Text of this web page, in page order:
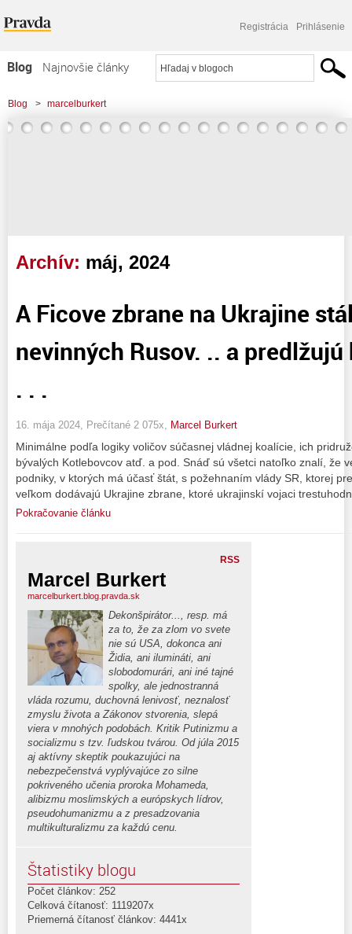
Registrácia Prihlásenie
Blog
Najnovšie články
Najčítanejšie články
Najkomentovanejšie články
Blog > marcelburkert
> A Ficove zbrane na Ukrajine stále zabíjajú nevinných Rusov. .. a predlžujú
Archív: máj, 2024
A Ficove zbrane na Ukrajine
nevinných Rusov. .. a
. . .
16. mája 2024, Prečítané 2 075x, Marcel Burkert
Minimálne podľa logiky voličov súčasnej vládnej koalície, ich
bývalých Kotlebovcov atď. a pod. Snáď sú všetci natoľko znalí, že
podniky, v ktorých má účasť štát, s požehnaním vlády SR, ktorej
veľkom dodávajú Ukrajine zbrane, ktoré ukrajinskí vojaci
Pokračovanie článku
RSS
Marcel Burkert
marcelburkert.blog.pravda.sk
Dekonšpirátor..., resp. má
za to, že za zlom vo svete
nie sú USA, dokonca ani
Židia, ani ilumináti, ani
slobodomurári, ani iné tajné
spolky, ale jednostranná
vláda rozumu, duchovná lenivosť, neznalosť
zmyslu života a Zákonov stvorenia, slepá
viera v mnohých podobách. Kritik Putinizmu a
socializmu s tzv. ľudskou tvárou. Od júla 2015
aj aktívny skeptik poukazujúci na
nebezpečenstvá vyplývajúce zo silne
pokriveného učenia proroka Mohameda,
alibizmu moslimských a európskych lídrov,
pseudohumanizmu a z presadzovania
multikulturalizmu za každú cenu.
Štatistiky blogu
Počet článkov: 252
Celková čítanosť: 1119207x
Priemerná čítanosť článkov: 4441x